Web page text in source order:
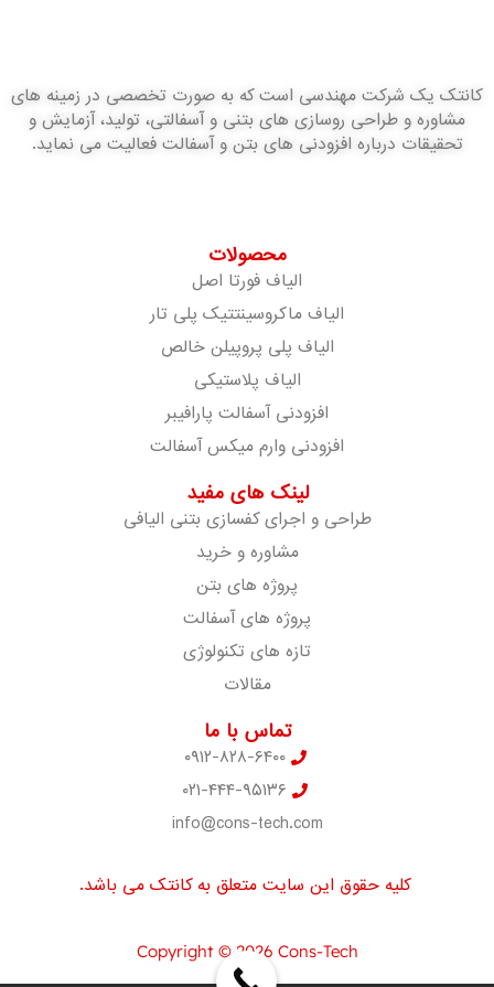
کانتک یک شرکت مهندسی است که به صورت تخصصی در زمینه های
مشاوره و طراحی روسازی های بتنی و آسفالتی، تولید، آزمایش و
تحقیقات درباره افزودنی های بتن و آسفالت فعالیت می نماید.
محصولات
الیاف فورتا اصل
الیاف ماکروسینتتیک پلی تار
الیاف پلی پروپیلن خالص
الیاف پلاستیکی
افزودنی آسفالت پارافیبر
افزودنی وارم میکس آسفالت
لینک های مفید
طراحی و اجرای کفسازی بتنی الیافی
مشاوره و خرید
پروژه های بتن
پروژه های آسفالت
تازه های تکنولوژی
مقالات
تماس با ما
۰۹۱۲-۸۲۸-۶۴۰۰
۰۲۱-۴۴۴-۹۵۱۳۶
info@cons-tech.com
کلیه حقوق این سایت متعلق به کانتک می باشد.
Copyright © 2026 Cons-Tech